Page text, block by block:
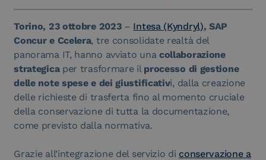
Torino, 23 ottobre 2023– Intesa (Kyndryl), SAP
Concur e Ccelera, tre consolidate realtà del
panorama IT, hanno avviato una collaborazione
strategicaper trasformare il processo di gestione
delle note spese e dei giustificativi, dalla creazione
delle richieste di trasferta fino al momento cruciale
della conservazione di tutta la documentazione,
come previsto dalla normativa.
Grazie all’integrazione del servizio di conservazione a